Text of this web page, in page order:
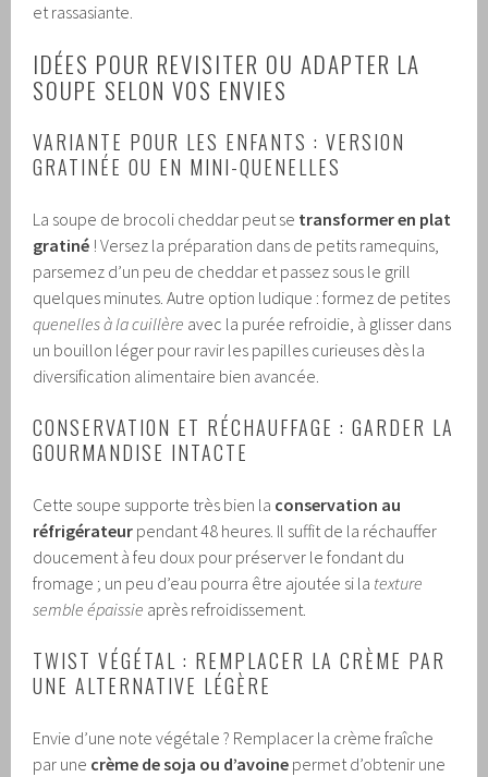
et rassasiante.
IDÉES POUR REVISITER OU ADAPTER LA
SOUPE SELON VOS ENVIES
VARIANTE POUR LES ENFANTS : VERSION
GRATINÉE OU EN MINI-QUENELLES
La soupe de brocoli cheddar peut se transformer en plat
gratiné ! Versez la préparation dans de petits ramequins,
parsemez d’un peu de cheddar et passez sous le grill
quelques minutes. Autre option ludique : formez de petites
quenelles à la cuillère avec la purée refroidie, à glisser dans
un bouillon léger pour ravir les papilles curieuses dès la
diversification alimentaire bien avancée.
CONSERVATION ET RÉCHAUFFAGE : GARDER LA
GOURMANDISE INTACTE
Cette soupe supporte très bien la conservation au
réfrigérateur pendant 48 heures. Il suffit de la réchauffer
doucement à feu doux pour préserver le fondant du
fromage ; un peu d’eau pourra être ajoutée si la texture
semble épaissie après refroidissement.
TWIST VÉGÉTAL : REMPLACER LA CRÈME PAR
UNE ALTERNATIVE LÉGÈRE
Envie d’une note végétale ? Remplacer la crème fraîche
par une crème de soja ou d’avoine permet d’obtenir une